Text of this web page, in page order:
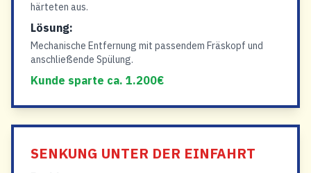
härteten aus.
Lösung:
Mechanische Entfernung mit passendem Fräskopf und
anschließende Spülung.
Kunde sparte ca. 1.200€
SENKUNG UNTER DER EINFAHRT